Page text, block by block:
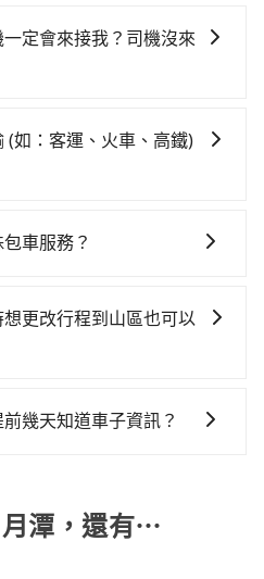
分鐘。抵達高鐵站後，步
排隊的時間約20分鐘，再乘
約花70分鐘、車費2,500元
鄉) 的目的地。全程加上轉
，換句話說，臨時要叫小黃
，看乘客是外地人便漫天喊
使用tripool並到府專車接
轉乘與等車上，現在還不馬
算，價格約為3,730~5,600元
程車約1,010輛，計程車密度
更難叫，該縣市僅有約342輛
。再加上花蓮縣有些計程車
仍有臨時攔不到車以及計程
定會來接我？司機沒來
點時，會透過電子郵件與簡
車牌、車型等資訊，如在約
或者前一趟車嚴重耽誤，
(如：客運、火車、高鐵)
格不同，可先確定您的預
可選大眾運輸或較貴的計程
車較方便舒適且每個人攤提
運輸。 便利性：需要便利性
車服務？
更改行程到山區也可以
是否超過海拔1500公尺來進
務。
幾天知道車子資訊？
，並於用車前一天晚上8點
果您有特殊的用車需求，
潭，還有⋯